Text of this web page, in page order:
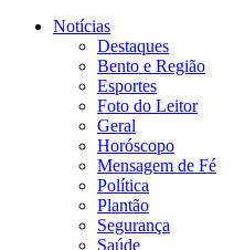
Notícias
Destaques
Bento e Região
Esportes
Foto do Leitor
Geral
Horóscopo
Mensagem de Fé
Política
Plantão
Segurança
Saúde